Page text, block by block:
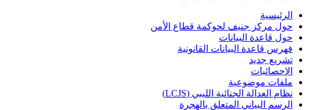
الرئيسية
حول مركز جنيف لحوكمة قطاع الأمن
حول قاعدة البيانات
فهرس قاعدة البيانات القانونية
تشريع جديد
الإحصائيات
ملفات موضوعية
نظام العدالة الجنائية الليبي (LCJS)
الرسم البياني المتعلق بالهجرة